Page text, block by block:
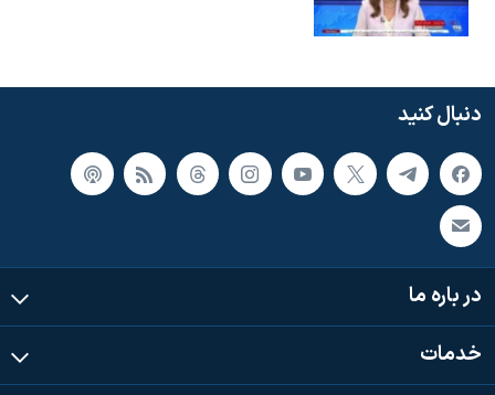
دنبال کنید
در باره ما
خدمات